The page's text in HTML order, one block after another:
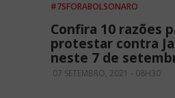
#7SFORABOLSONARO
Confira 10 razões
protestar contra
neste 7 de
07 SETEMBRO, 2021 - 08H30